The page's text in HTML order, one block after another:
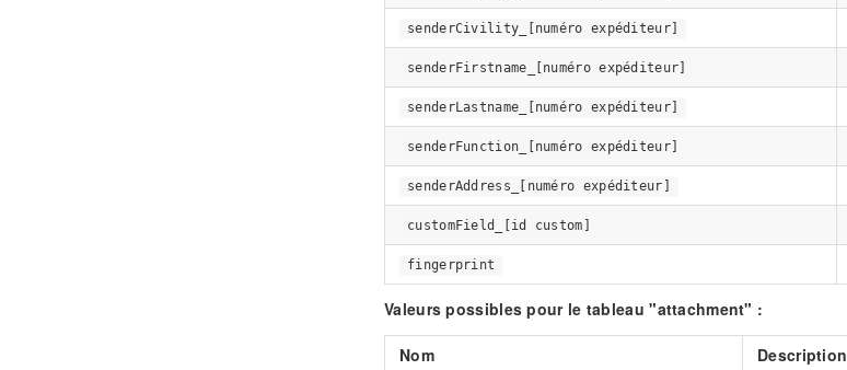
senderCivility_[numéro expéditeur]
senderFirstname_[numéro expéditeur]
senderLastname_[numéro expéditeur]
senderFunction_[numéro expéditeur]
senderAddress_[numéro expéditeur]
customField_[id custom]
fingerprint
Valeurs possibles pour le tableau "attachment" :
Nom Description